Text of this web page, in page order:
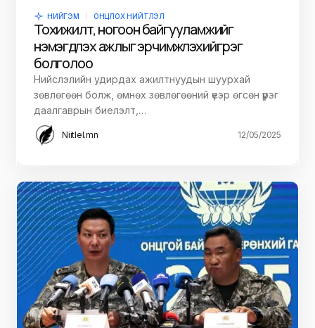
НИЙГЭМ ОНЦЛОХ НИЙТЛЭЛ
Тохижилт, ногоон байгууламжийг
нэмэгдүүлэх ажлыг эрчимжүүлэхийг үүрэг
болголоо
Нийслэлийн удирдах ажилтнуудын шуурхай
зөвлөгөөн болж, өмнөх зөвлөгөөний үеэр өгсөн үүрэг
даалгаврын биелэлт,…
Niitlel.mn 12/05/2025